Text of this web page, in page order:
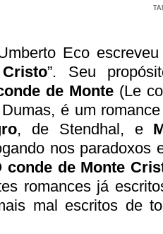
Eco
”. Seu
de Monte (Le
é um
, de Stendhal, e
nos paradoxos
conde de Monte
romances já
mal escritos de